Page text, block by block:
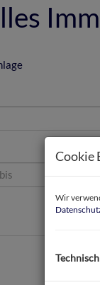
Cookie
Wir